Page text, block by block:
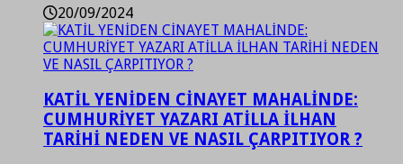
20/09/2024
KATİL YENİDEN CİNAYET MAHALİNDE:
CUMHURİYET YAZARI ATİLLA İLHAN
TARİHİ NEDEN VE NASIL ÇARPITIYOR ?